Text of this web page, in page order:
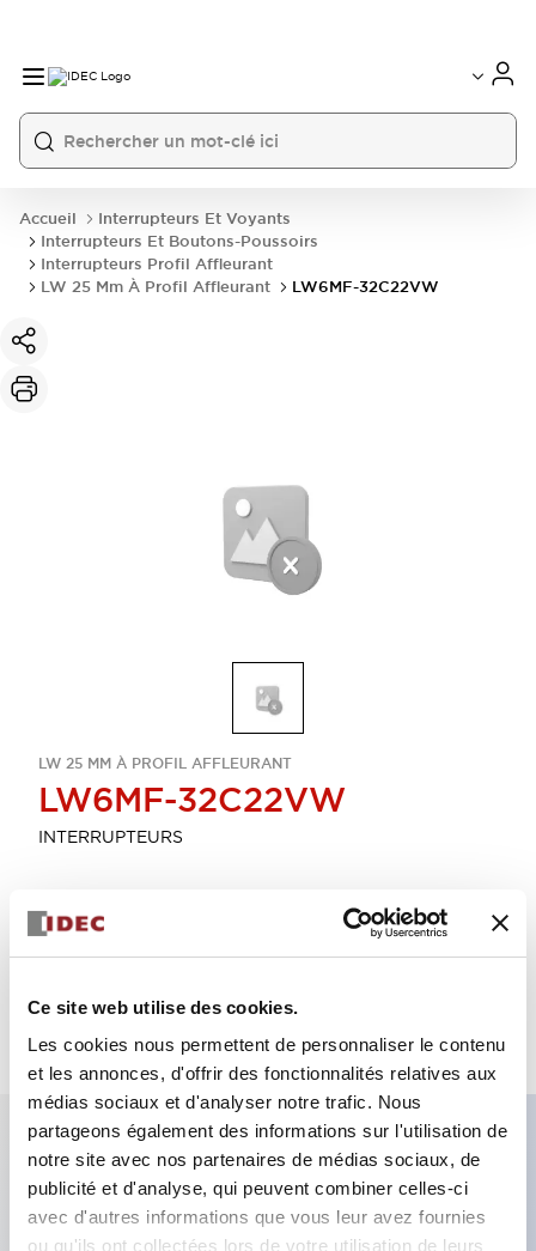
Ce site web utilise des cookies.
Les cookies nous permettent de personnaliser le contenu
et les annonces, d'offrir des fonctionnalités relatives aux
médias sociaux et d'analyser notre trafic. Nous
partageons également des informations sur l'utilisation de
notre site avec nos partenaires de médias sociaux, de
publicité et d'analyse, qui peuvent combiner celles-ci
avec d'autres informations que vous leur avez fournies
ou qu'ils ont collectées lors de votre utilisation de leurs
Accueil
Interrupteurs Et Voyants
Interrupteurs Et Boutons-Poussoirs
Interrupteurs Profil Affleurant
LW 25 Mm À Profil Affleurant
LW6MF-32C22VW
LW 25 MM À PROFIL AFFLEURANT
LW6MF-32C22VW
INTERRUPTEURS
Sélectionner la quantité
Caractéristiques clés
Fixation par regroupement possible